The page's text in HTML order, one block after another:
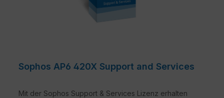
Sophos AP6 420X Support and Services
Mit der Sophos Support & Services Lizenz erhalten